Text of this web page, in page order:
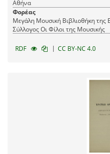
Μανώλης, Βάρβογλης Μάριος,
Φρειδερίκος
Αθήνα
Φορέας
Μεγάλη Μουσική Βιβλιοθήκη της
Σύλλογος Οι Φίλοι της Μουσικής
RDF | CC BY-NC 4.0